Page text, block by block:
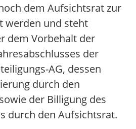
dem Aufsichtsrat zur
werden und steht
dem Vorbehalt der
der
AG, dessen
durch den
der Billigung des
durch den Aufsichtsrat.